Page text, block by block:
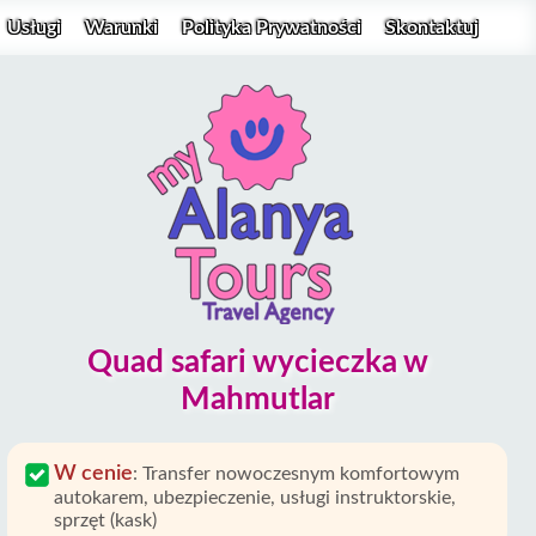
Usługi Warunki Polityka Prywatności Skontaktuj
Quad safari wycieczka w
Mahmutlar
W cenie: Transfer nowoczesnym komfortowym
autokarem, ubezpieczenie, usługi instruktorskie,
sprzęt (kask)